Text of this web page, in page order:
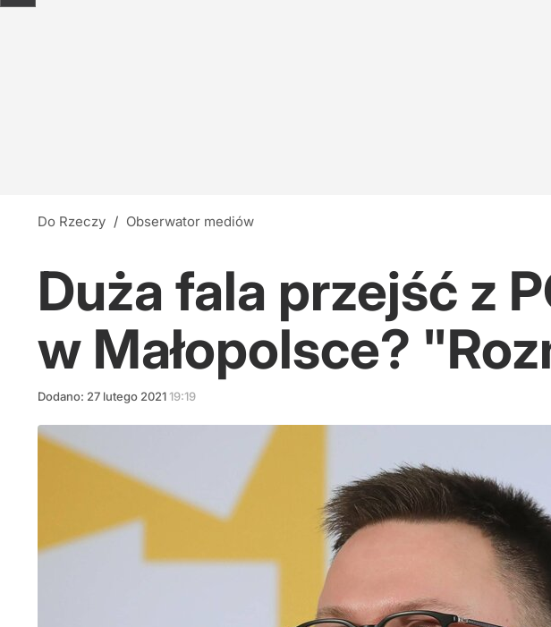
Do Rzeczy / Obserwator mediów
Duża fala przejść z
w Małopolsce?
Dodano: 27 lutego 202119:19